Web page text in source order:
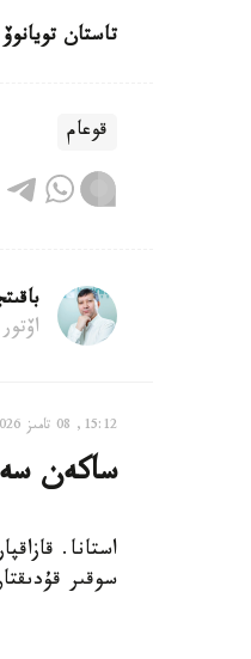
تاستان تويانوۆ
قوعام
اۆتور
15:12, 08 تامىز 2026
ساكەن
استانا.
سوقىر